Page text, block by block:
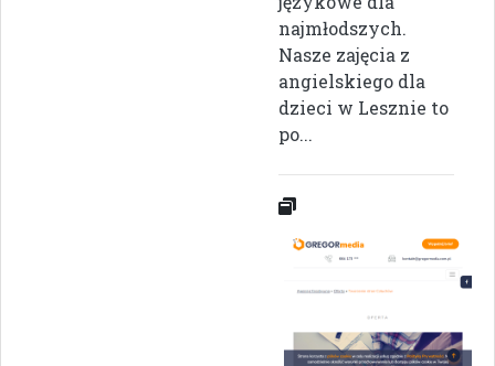
najmłodszych.
Nasze zajęcia z
angielskiego dla
dzieci w Lesznie to
po...